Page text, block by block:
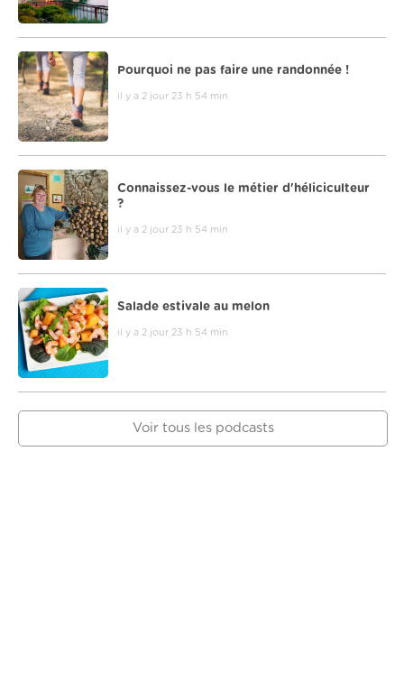
Pourquoi ne pas faire une randonnée !
il y a 2 jour 23 h 54 min
Connaissez-vous le métier d'héliciculteur
?
il y a 2 jour 23 h 54 min
Salade estivale au melon
il y a 2 jour 23 h 54 min
Voir tous les podcasts